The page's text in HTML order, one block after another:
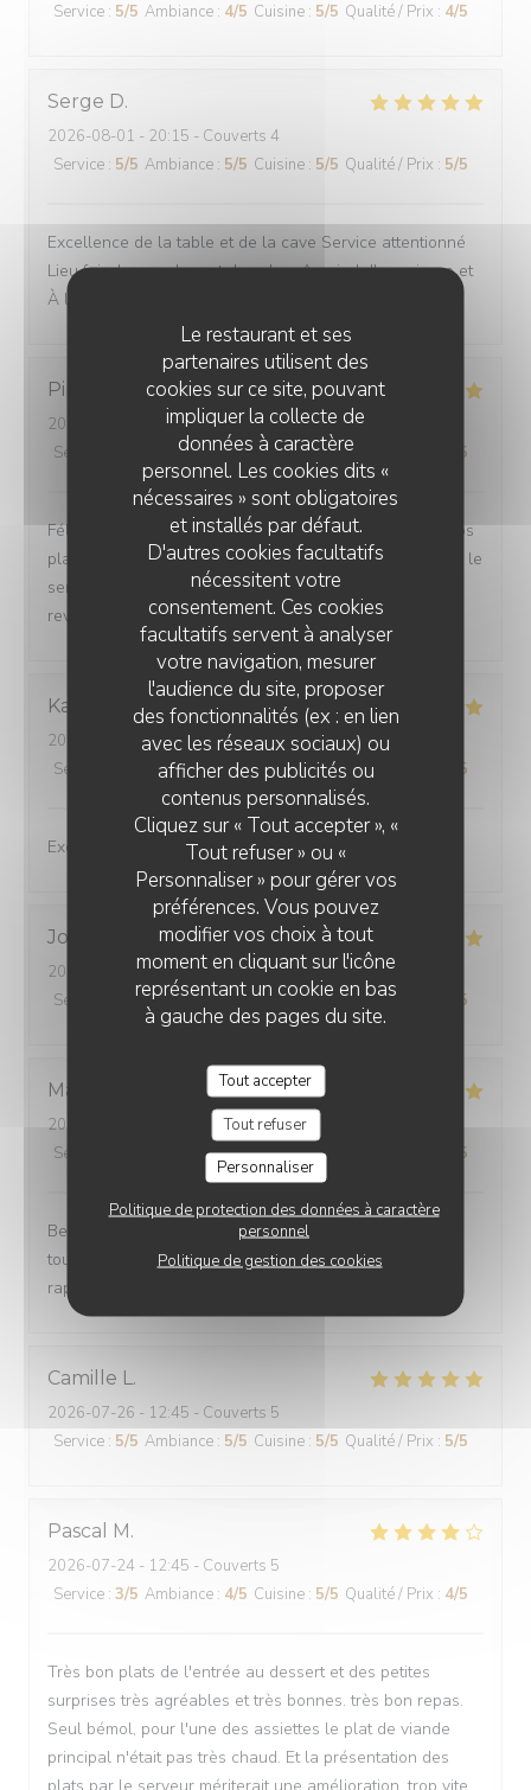
Le restaurant et ses
partenaires utilisent des
cookies sur ce site, pouvant
impliquer la collecte de
données à caractère
personnel. Les cookies dits «
nécessaires » sont obligatoires
et installés par défaut.
D'autres cookies facultatifs
nécessitent votre
consentement. Ces cookies
facultatifs servent à analyser
votre navigation, mesurer
l'audience du site, proposer
des fonctionnalités (ex : en lien
avec les réseaux sociaux) ou
afficher des publicités ou
contenus personnalisés.
Cliquez sur « Tout accepter », «
Tout refuser » ou «
Personnaliser » pour gérer vos
préférences. Vous pouvez
modifier vos choix à tout
moment en cliquant sur l'icône
représentant un cookie en bas
à gauche des pages du site.
Tout accepter
Tout refuser
Personnaliser
Politique de protection des données à caractère
personnel
Politique de gestion des cookies
Service : 5/5 Ambiance : 4/5 Cuisine : 5/5 Qualité / Prix : 4/5
Serge D
2026-08-01 - 20:15 - Couverts 4
Service : 5/5 Ambiance : 5/5 Cuisine : 5/5 Qualité / Prix : 5/5
Excellence de la table et de la cave Service attentionné
Lieu fair de grandeur et de calme Au pied d'un prieure et
À l'oree d'un bois
Pinto
2026-07-29
- 13:00 - Couverts 2
Service
Ambiance: 5/5 Cuisine: 5/5 Qualité / Prix /5
Félicitations. Nous avons passé un très bon moment. Nos
plats étaient délicieux. Rien à redire en ce qui concerne le
service. Tout était parfait. Nous allons être obligés de
revenir🤣
Karen
2026-07-24
- 13:00 - Couverts 2
Service
Ambiance: 5/5 Cuisine:5/5 Qualité / Prix /5
Excellent experience!
Jocelyne
2026-07-30
- 12:30 - Couverts 2
Service
/5 Ambiance:5 /5 Cuisine: 5/5 Qualité / Prix /5
Marie-France
2026-07-24
- 12:15 - Couverts 2
Service
Ambiance:5/5 Cuisine:5/5 /5
Belle découverte Personnel agréable et discret Cuisine
tout en délicatesse de l'entrée au dessert Trés bon
rapport qualité prix Je recommande sans hésitation
Camille L
2026-07-26 - 12:45 - Couverts 5
Service : 5/5 Ambiance : 5/5 Cuisine : 5/5 Qualité / Prix : 5/5
Pascal M
2026-07-24 - 12:45 - Couverts 5
Service : 3/5 Ambiance : 4/5 Cuisine : 5/5 Qualité / Prix : 4/5
Très bon plats de l'entrée au dessert et des petites
surprises très agréables et très bonnes. très bon repas.
Seul bémol, pour l'une des assiettes le plat de viande
principal n'était pas très chaud. Et la présentation des